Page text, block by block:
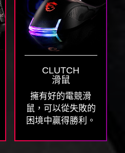
CLUTCH
滑鼠
擁有好的電競滑
鼠，可以從失敗的
困境中贏得勝利。